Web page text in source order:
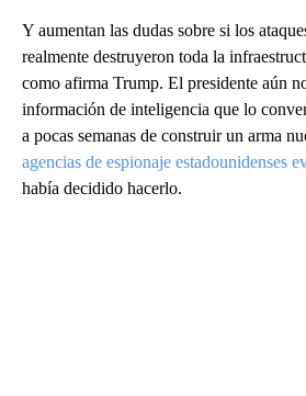
Y aumentan las dudas sobre si los
realmente destruyeron toda la
como afirma Trump. El presidente aún
información de inteligencia que lo
a pocas semanas de construir un arma
agencias de espionaje estadounidenses
había decidido hacerlo.